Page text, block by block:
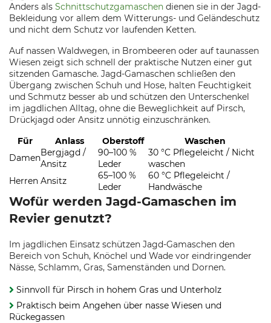
Anders als Schnittschutzgamaschen dienen sie in der Jagd-
Bekleidung vor allem dem Witterungs- und Geländeschutz
und nicht dem Schutz vor laufenden Ketten.
Auf nassen Waldwegen, in Brombeeren oder auf taunassen
Wiesen zeigt sich schnell der praktische Nutzen einer gut
sitzenden Gamasche. Jagd-Gamaschen schließen den
Übergang zwischen Schuh und Hose, halten Feuchtigkeit
und Schmutz besser ab und schützen den Unterschenkel
im jagdlichen Alltag, ohne die Beweglichkeit auf Pirsch,
Drückjagd oder Ansitz unnötig einzuschränken.
Für
Anlass Oberstoff
Waschen
DamenBergjagd /
Ansitz
90–100 %
Leder
30 °C Pflegeleicht / Nicht
waschen
Herren Ansitz
65–100 %
Leder
60 °C Pflegeleicht /
Handwäsche
Wofür werden Jagd-Gamaschen im
Revier genutzt?
Im jagdlichen Einsatz schützen Jagd-Gamaschen den
Bereich von Schuh, Knöchel und Wade vor eindringender
Nässe, Schlamm, Gras, Samenständen und Dornen.
Sinnvoll für Pirsch in hohem Gras und Unterholz
Praktisch beim Angehen über nasse Wiesen und
Rückegassen